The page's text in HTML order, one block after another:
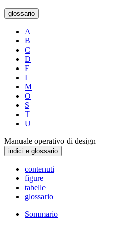
glossario
A
B
C
D
E
I
M
O
S
T
U
Manuale operativo di design
indici e glossario
contenuti
figure
tabelle
glossario
Sommario